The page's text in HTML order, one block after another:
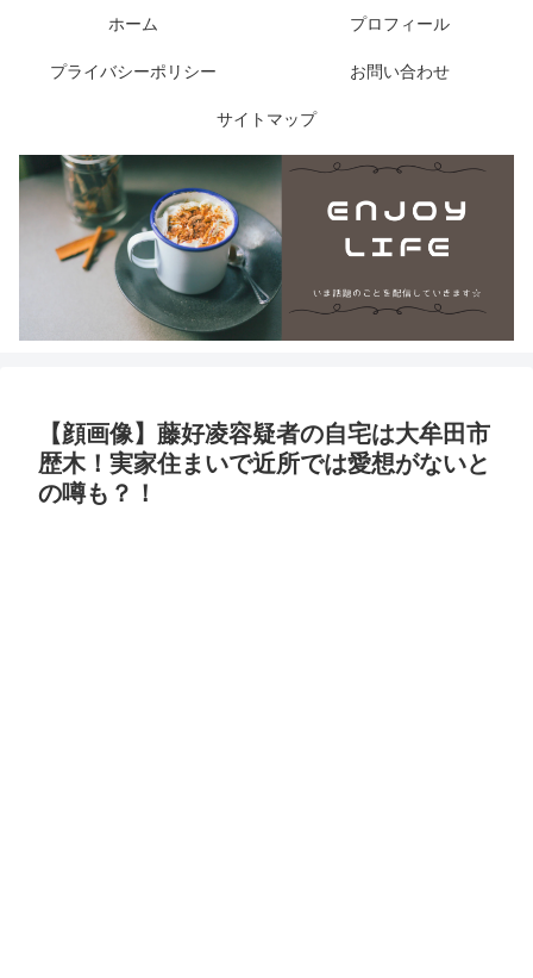
ホーム プロフィール
プライバシーポリシー お問い合わせ
サイトマップ
【顔画像】藤好凌容疑者の自宅は大牟田市
歴木！実家住まいで近所では愛想がないと
の噂も？！